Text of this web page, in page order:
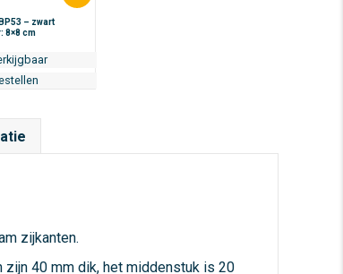
– zwart
8×8 cm
zijkanten.
40 mm dik, het middenstuk is 20